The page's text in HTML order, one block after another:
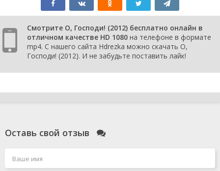
Смотрите О, Господи! (2012) бесплатно онлайн в
отличном качестве HD 1080 на телефоне в формате
mp4. С нашего сайта Hdrezka можно скачать О,
Господи! (2012). И не забудьте поставить лайк!
Оставь свой отзыв